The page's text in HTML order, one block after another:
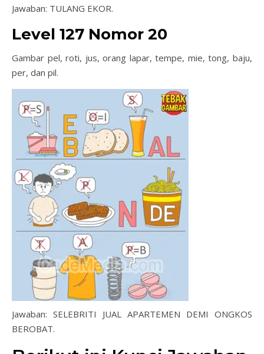
Jawaban: TULANG EKOR.
Level 127 Nomor 20
Gambar pel, roti, jus, orang lapar, tempe, mie, tong, baju,
per, dan pil.
Jawaban: SELEBRITI JUAL APARTEMEN DEMI ONGKOS
BEROBAT.